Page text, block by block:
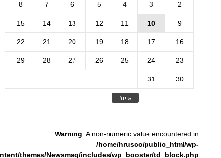
« יול
2
3
4
5
6
7
8
9
10
11
12
13
14
15
16
17
18
19
20
21
22
23
24
25
26
27
28
29
30
31
Warning: A non-numeric value encountered in
/home/hrusco/public_html/wp-
themes/Newsmag/includes/wp_booster/td_block.php